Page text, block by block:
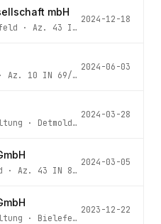
mbH
· Az. 43 IN 325/23
2024-12-18
Az. 10 IN 69/24
2024-06-03
· Detmold· Az.
2024-03-28
· Az. 43 IN 883/23
2024-03-05
· Bielefeld
2023-12-22